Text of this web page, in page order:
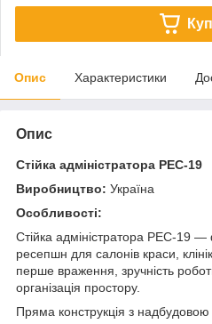
Опис Характеристики
Опис
Стійка адміністратора PEC-19
Виробництво: Україна
Особливості:
Стійка адміністратора PEC-19
ресепшн для салонів краси,
перше враження, зручність
організація простору.
Пряма конструкція з